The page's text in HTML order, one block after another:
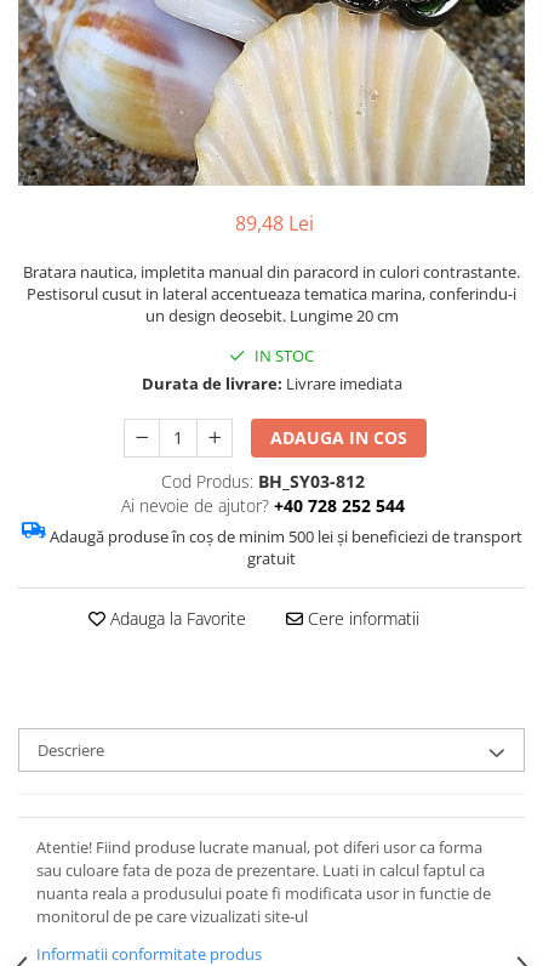
Barci, vapoare, ambarcatiuni
Pesti
Decoratiuni care se agata
Tablouri
89,48 Lei
Bratara nautica, impletita manual din paracord in culori contrastante.
Pestisorul cusut in lateral accentueaza tematica marina, conferindu-i
un design deosebit. Lungime 20 cm
IN STOC
Durata de livrare: Livrare imediata
ADAUGA IN COS
Cod Produs: BH_SY03-812
Ai nevoie de ajutor? +40 728 252 544
Adaugă produse în coș de minim 500 lei și beneficiezi de transport
gratuit
Adauga la Favorite Cere informatii
Descriere
Atentie! Fiind produse lucrate manual, pot diferi usor ca forma
sau culoare fata de poza de prezentare. Luati in calcul faptul ca
nuanta reala a produsului poate fi modificata usor in functie de
monitorul de pe care vizualizati site-ul
Informatii conformitate produs